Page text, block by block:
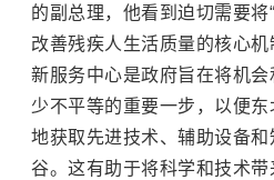
的副总理，他看到迫切需要将
改善残疾人生活质量的核心机
新服务中心是政府旨在将机
少不平等的重要一步，以便
地获取先进技术、辅助设备
谷。这有助于将科学和技术带